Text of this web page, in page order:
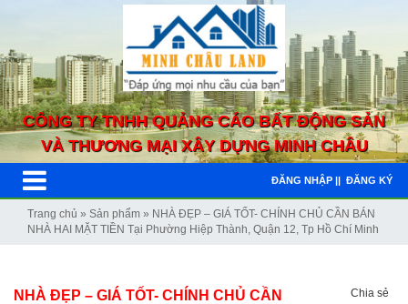
CÔNG TY TNHH QUẢNG CÁO BẤT ĐỘNG SẢN
VÀ THƯƠNG MẠI XÂY DỰNG MINH CHÂU
ĐĂNG NHẬP || ĐĂNG KÝ
Trang chủ » Sản phẩm » NHÀ ĐẸP – GIÁ TỐT- CHÍNH CHỦ CẦN BÁN
NHÀ HAI MẶT TIỀN Tại Phường Hiệp Thành, Quận 12, Tp Hồ Chí Minh
NHÀ ĐẸP – GIÁ TỐT- CHÍNH CHỦ CẦN
Chia sẻ